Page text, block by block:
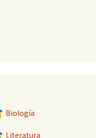
Biología
Literatura